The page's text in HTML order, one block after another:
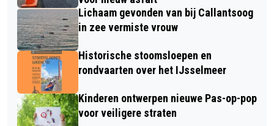
Lichaam gevonden van bij Callantsoog
in zee vermiste vrouw
Historische stoomsloepen en
rondvaarten over het IJsselmeer
Kinderen ontwerpen nieuwe Pas-op-pop
voor veiligere straten